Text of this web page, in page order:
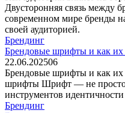
Двусторонняя связь между
современном мире бренды
своей аудиторией.
Брендинг
Брендовые шрифты и как их
22.06.202506
Брендовые шрифты и как их
шрифты Шрифт — не просто
инструментов идентичности
Брендинг